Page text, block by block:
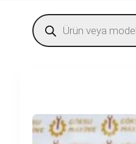
Products
search